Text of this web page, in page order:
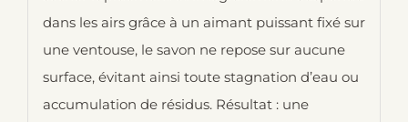
dans les airs grâce à un aimant puissant fixé sur
une ventouse, le savon ne repose sur aucune
surface, évitant ainsi toute stagnation d’eau ou
accumulation de résidus. Résultat : une